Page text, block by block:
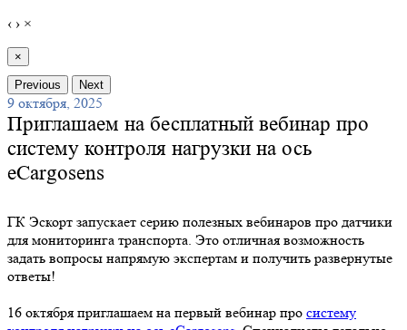
‹ › ×
×
Previous Next
9 октября, 2025
Приглашаем на бесплатный вебинар про
систему контроля нагрузки на ось
eCargosens
ГК Эскорт запускает серию полезных вебинаров про датчики
для мониторинга транспорта. Это отличная возможность
задать вопросы напрямую экспертам и получить развернутые
ответы!
16 октября приглашаем на первый вебинар про систему